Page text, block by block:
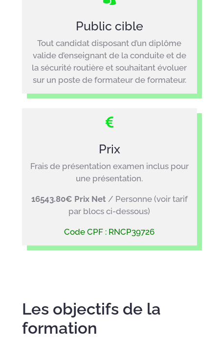
Public cible
Tout candidat disposant d’un diplôme
valide d’enseignant de la conduite et de
la sécurité routière et souhaitant évoluer
sur un poste de formateur de formateur.

Prix
Frais de présentation examen inclus pour
une présentation.
16543.80€ Prix Net / Personne (voir tarif
par blocs ci-dessous)
Code CPF : RNCP39726
Les objectifs de la
formation